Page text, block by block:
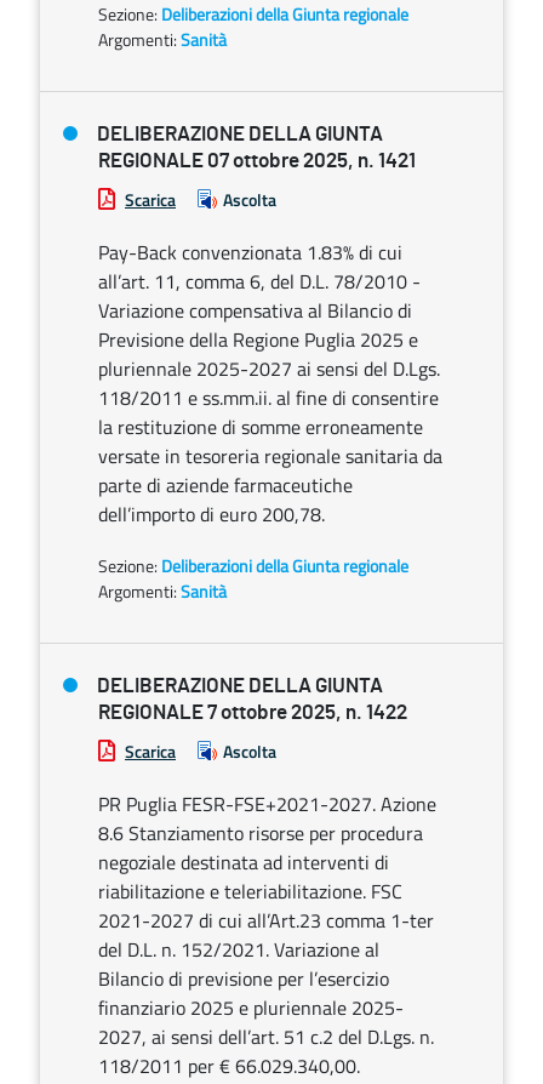
Sezione: Deliberazioni della Giunta regionale
Argomenti:Sanità
DELIBERAZIONE DELLA GIUNTA
REGIONALE 07 ottobre 2025, n. 1421
Scarica Ascolta
Pay-Back convenzionata 1.83% di cui
all’art. 11, comma 6, del D.L. 78/2010 -
Variazione compensativa al Bilancio di
Previsione della Regione Puglia 2025 e
pluriennale 2025-2027 ai sensi del D.Lgs.
118/2011 e ss.mm.ii. al fine di consentire
la restituzione di somme erroneamente
versate in tesoreria regionale sanitaria da
parte di aziende farmaceutiche
dell’importo di euro 200,78.
Sezione: Deliberazioni della Giunta regionale
Argomenti:Sanità
DELIBERAZIONE DELLA GIUNTA
REGIONALE 7 ottobre 2025, n. 1422
Scarica Ascolta
PR Puglia FESR-FSE+2021-2027. Azione
8.6 Stanziamento risorse per procedura
negoziale destinata ad interventi di
riabilitazione e teleriabilitazione. FSC
2021-2027 di cui all’Art.23 comma 1-ter
del D.L. n. 152/2021. Variazione al
Bilancio di previsione per l’esercizio
finanziario 2025 e pluriennale 2025-
2027, ai sensi dell’art. 51 c.2 del D.Lgs. n.
118/2011 per € 66.029.340,00.